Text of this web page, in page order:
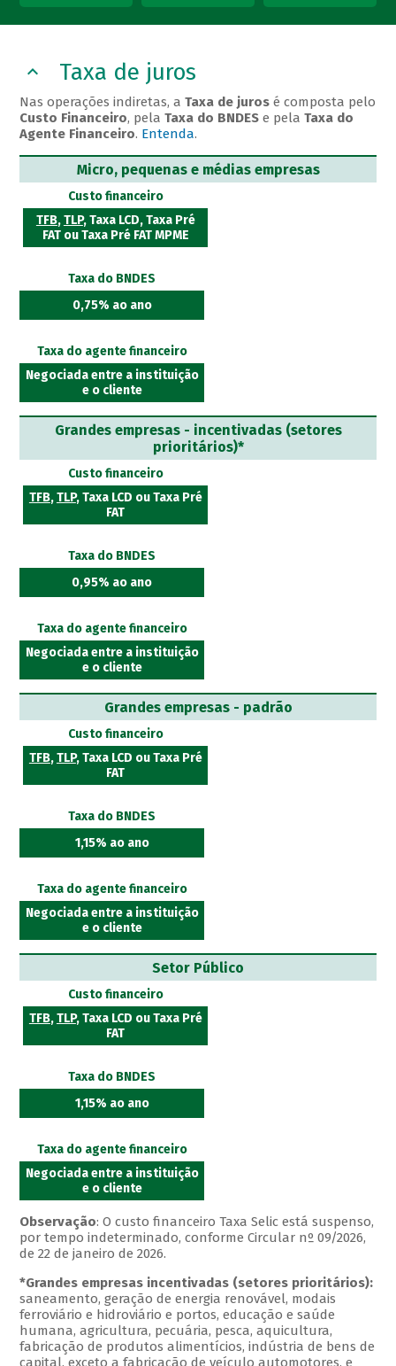
Taxa de juros
Nas operações indiretas, aTaxa de juros é composta pelo
Custo Financeiro, pelaTaxa do BNDES e pelaTaxa do
Agente Financeiro. Entenda.
Micro, pequenas e médias empresas
Custo financeiro
TFB,TLP, Taxa LCD, Taxa Pré
FAT ou Taxa Pré FAT MPME
Taxa do BNDES
0,75% ao ano
Taxa do agente financeiro
Negociada entre a instituição
e o cliente
Grandes empresas - incentivadas (setores
prioritários)*
Custo financeiro
TFB,TLP, Taxa LCD ou Taxa Pré
FAT
Taxa do BNDES
0,95% ao ano
Taxa do agente financeiro
Negociada entre a instituição
e o cliente
Grandes empresas - padrão
Custo financeiro
TFB,TLP, Taxa LCD ou Taxa Pré
FAT
Taxa do BNDES
1,15% ao ano
Taxa do agente financeiro
Negociada entre a instituição
e o cliente
Setor Público
Custo financeiro
TFB,TLP, Taxa LCD ou Taxa Pré
FAT
Taxa do BNDES
1,15% ao ano
Taxa do agente financeiro
Negociada entre a instituição
e o cliente
Observação: O custo financeiro Taxa Selic está suspenso,
por tempo indeterminado, conforme Circular nº 09/2026,
de 22 de janeiro de 2026.
*Grandes empresas incentivadas (setores prioritários):
saneamento, geração de energia renovável, modais
ferroviário e hidroviário e portos, educação e saúde
humana, agricultura, pecuária, pesca, aquicultura,
fabricação de produtos alimentícios, indústria de bens de